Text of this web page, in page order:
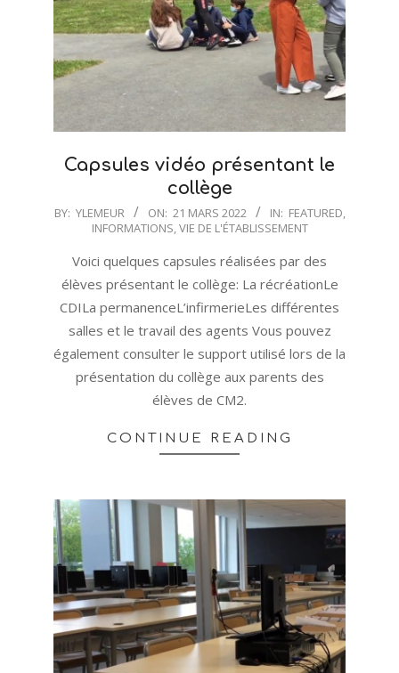
Capsules vidéo présentant le
collège
2022-
BY: YLEMEUR ON: 21 MARS 2022 IN: FEATURED
INFORMATIONS VIE DE L'ÉTABLISSEMENT
Voici quelques capsules réalisées par des
élèves présentant le collège: La récréationLe
CDILa permanenceL’infirmerieLes différentes
salles et le travail des agents Vous pouvez
également consulter le support utilisé lors de la
présentation du collège aux parents des
élèves de CM2.
CONTINUE READING